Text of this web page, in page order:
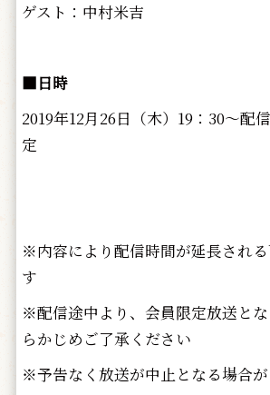
ゲスト：中村米吉
■日時
2019年12月26日（木）19：30～
定
※内容により配信時間が延長され
す
※配信途中より、会員限定放送と
らかじめご了承ください
※予告なく放送が中止となる場合